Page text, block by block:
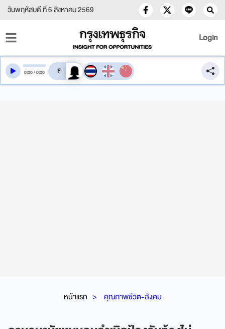
วันพฤหัสบดี ที่ 6 สิงหาคม 2569
Login
หน้าแรก คุณภาพชีวิต-สังคม
0:00/0:00 สลับเสียงอ่าน